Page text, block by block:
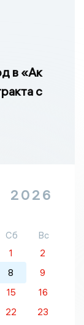
в «Ак
с
2026
Сб
Вс
1
2
8
9
15
16
22
23